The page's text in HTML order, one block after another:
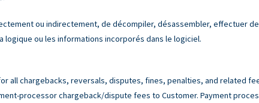
ou indirectement, de décompiler, désassembler, effectuer
ou les informations incorporés dans le logiciel.
all chargebacks, reversals, disputes, fines, penalties, and related
processor chargeback/dispute fees to Customer. Payment